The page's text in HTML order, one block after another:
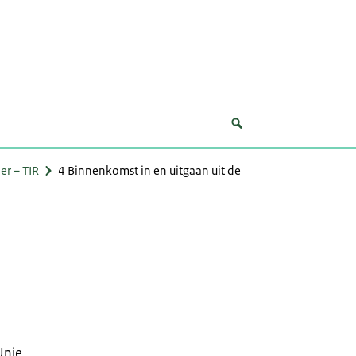
– TIR
4 Binnenkomst in en uitgaan uit de